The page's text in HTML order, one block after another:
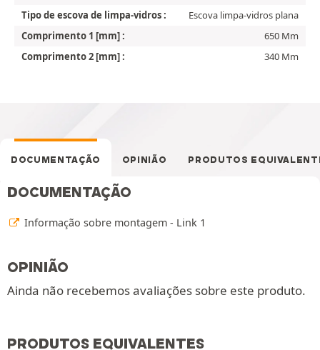
Tipo de escova de limpa-vidros :
Escova limpa-vidros plana
Comprimento 1 [mm] :
650 Mm
Comprimento 2 [mm] :
340 Mm
DOCUMENTAÇÃO OPINIÃO PRODUTOS
DOCUMENTAÇÃO
Informação sobre montagem - Link 1
OPINIÃO
Ainda não recebemos avaliações sobre este produto.
PRODUTOS EQUIVALENTES